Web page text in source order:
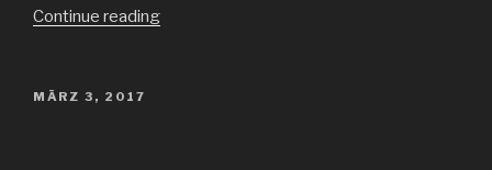
Continue reading„Kalk
POSTED
MÄRZ 3, 2017